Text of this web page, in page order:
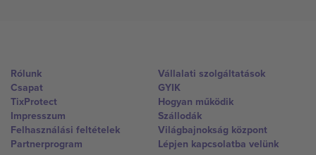
Rólunk
Csapat
TixProtect
Impresszum
Felhasználási feltételek
Partnerprogram
Vállalati szolgáltatások
GYIK
Hogyan működik
Szállodák
Világbajnokság központ
Lépjen kapcsolatba velünk